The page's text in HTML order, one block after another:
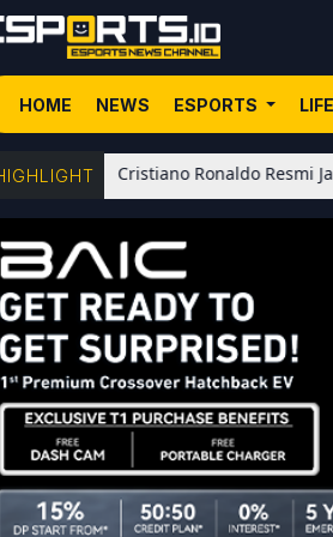
HOME NEWS ESPORTS
Cristiano Ronaldo Resmi Jadi Global